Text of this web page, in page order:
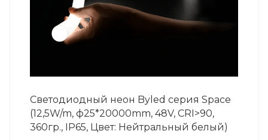
Светодиодный неон Byled серия Space
(12,5W/m, ф25*20000mm, 48V, CRI>90,
360гр., IP65, Цвет: Нейтральный белый)